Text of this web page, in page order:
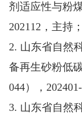
剂适应性与粉
202112，主持；
2. 山东省自然
备再生砂粉低
044），
3. 山东省自然